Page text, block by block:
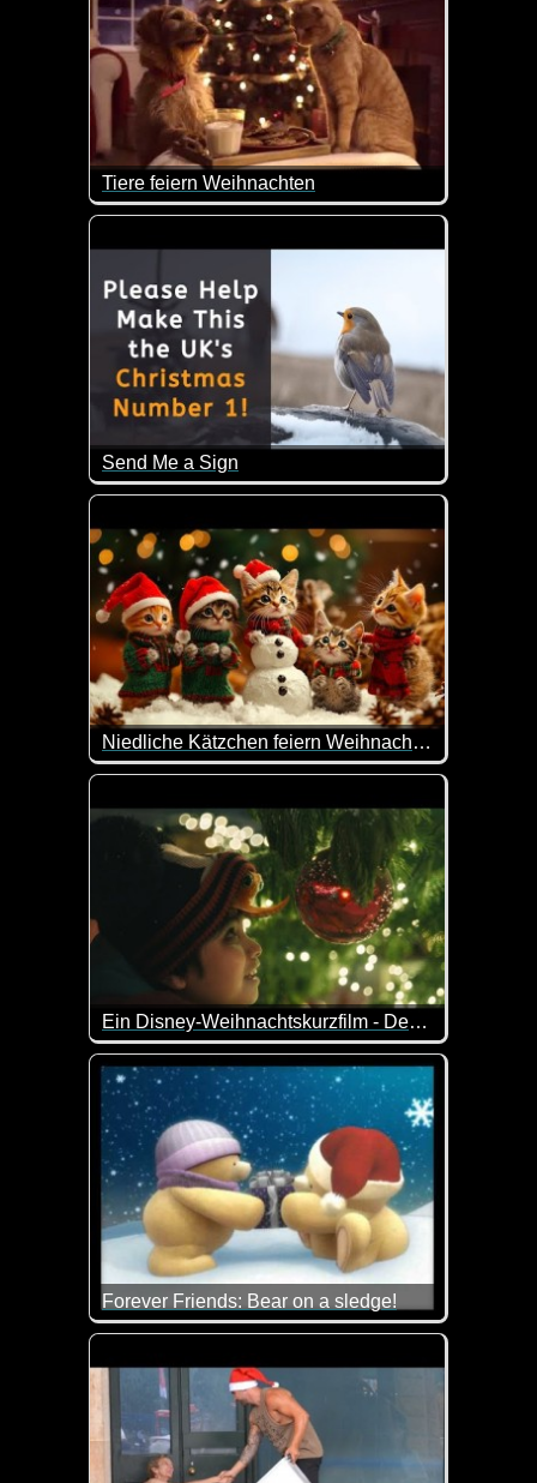
Tiere feiern Weihnachten
Wie lieb und friedlich hier das Weihnachtsfest ist.
Send Me a Sign
Ein sehr emotionales Video, das viele von uns mit
Niedliche Kätzchen feiern Weihnachten
Dieses Video ist was für Katzen-Liebhaber. Hier
Ein Disney-Weihnachtskurzfilm - Der Junge und der Oktopus
Ein lieb gemachter Disney-Kurzfilm über die
Forever Friends: Bear on a sledge!
Fröhliche Weihnachtsstimmung mit den niedlichen